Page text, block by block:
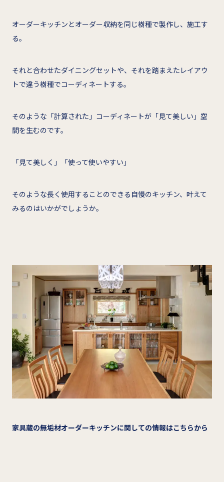
オーダーキッチンとオーダー収納を同じ樹種で製作し、施工す
る。
それと合わせたダイニングセットや、それを踏まえたレイアウ
トで違う樹種でコーディネートする。
そのような「計算された」コーディネートが「見て美しい」空
間を生むのです。
「見て美しく」「使って使いやすい」
そのような長く使用することのできる自慢のキッチン、叶えて
みるのはいかがでしょうか。
家具蔵の無垢材オーダーキッチンに関しての情報はこちらから